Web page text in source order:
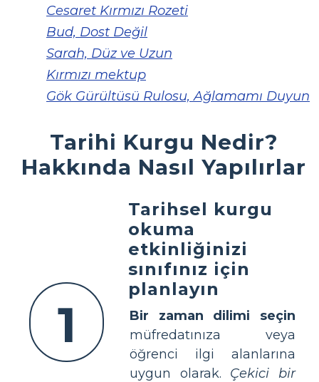
Cesaret Kırmızı Rozeti
Bud, Dost Değil
Sarah, Düz ve Uzun
Kırmızı mektup
Gök Gürültüsü Rulosu, Ağlamamı Duyun
Tarihi Kurgu Nedir?
Hakkında Nasıl Yapılırlar
1
Tarihsel kurgu
okuma
etkinliğinizi
sınıfınız için
planlayın
Bir zaman dilimi seçin
müfredatınıza veya
öğrenci ilgi alanlarına
uygun olarak. Çekici bir